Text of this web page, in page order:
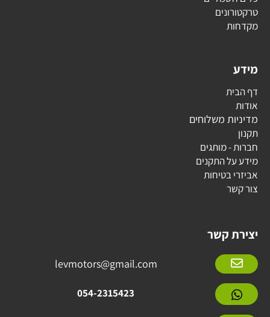
טרקטורונים
מקדחות
מידע
דף הבית
אודות
מדיניות משלוחים
תקנון
חברות - מותגים
מידע על התקנים
אביזרי בטיחות
צור קשר
יצירת קשר
levmotors@gmail.com
054-2315423